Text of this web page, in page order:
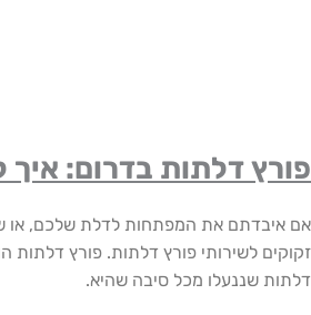
דלתות בדרום: איך
את המפתחות לדלת שלכם, או
לשירותי פורץ דלתות. פורץ דלתות הוא
שננעלו מכל סיבה שהיא.